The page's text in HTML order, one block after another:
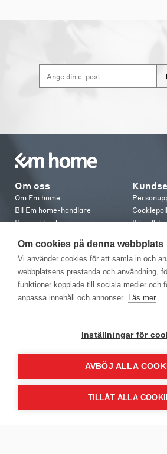
Om oss
Om Em home
Bli Em home-handlare
Presentkort
Em home Club
Medlemsvillkor
Köp- &
Retur &
Kontakt
Kontakta oss
Om cookies på denna webbplats
Vi använder cookies för att samla in och
webbplatsens prestanda och användning,
funktioner kopplade till sociala medier och
anpassa innehåll och annonser. Läs mer
Inställningar för
AVBÖJ ALLA
TILLÅT ALLA